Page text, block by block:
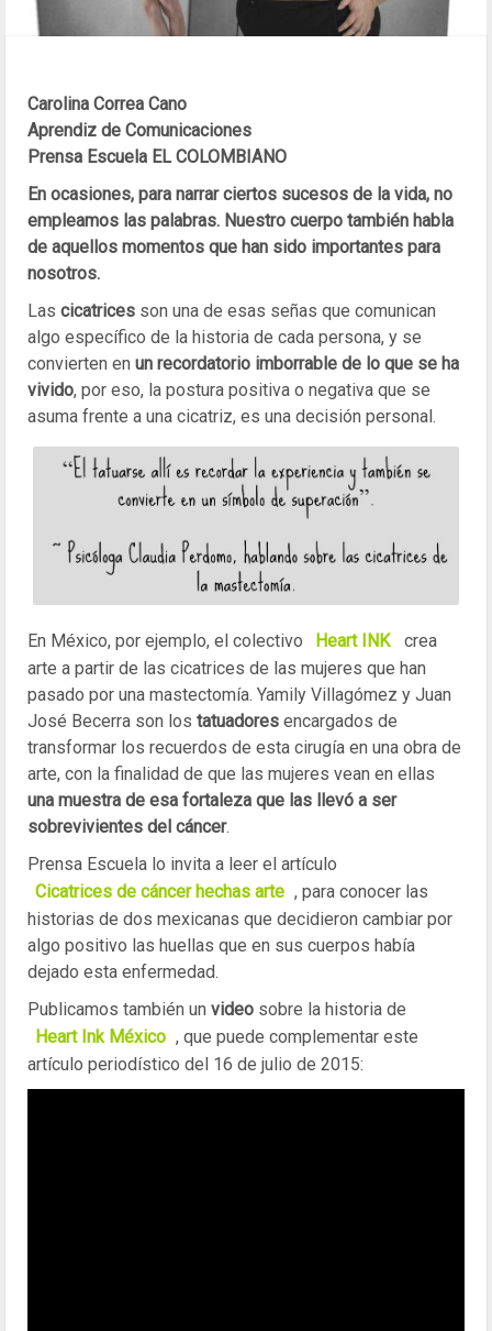
Carolina Correa Cano
Aprendiz de Comunicaciones
Prensa Escuela EL COLOMBIANO
En ocasiones, para narrar ciertos sucesos de la vida, no
empleamos las palabras. Nuestro cuerpo también habla
de aquellos momentos que han sido importantes para
nosotros.
Las cicatrices son una de esas señas que comunican
algo específico de la historia de cada persona, y se
convierten en un recordatorio imborrable de lo que se ha
vivido, por eso, la postura positiva o negativa que se
asuma frente a una cicatriz, es una decisión personal.
En México, por ejemplo, el colectivo Heart INK
crea
arte a partir de las cicatrices de las mujeres que han
pasado por una mastectomía. Yamily Villagómez y Juan
José Becerra son los tatuadores encargados de
transformar los recuerdos de esta cirugía en una obra de
arte, con la finalidad de que las mujeres vean en ellas
una muestra de esa fortaleza que las llevó a ser
sobrevivientes del cáncer.
Prensa Escuela lo invita a leer el artículo
Cicatrices de cáncer hechas arte , para conocer las
historias de dos mexicanas que decidieron cambiar por
algo positivo las huellas que en sus cuerpos había
dejado esta enfermedad.
Publicamos también un video sobre la historia de
Heart Ink México , que puede complementar este
artículo periodístico del 16 de julio de 2015: